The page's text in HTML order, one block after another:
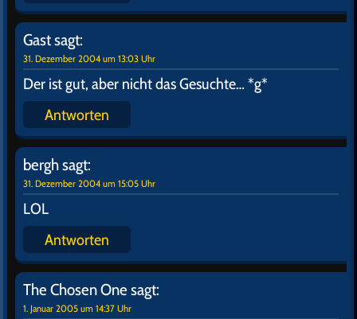
Gastsagt:
31. Dezember 2004 um 13:03 Uhr
Der ist gut, aber nicht das Gesuchte… *g*
Antworten
berghsagt:
31. Dezember 2004 um 15:05 Uhr
LOL
Antworten
The Chosen One sagt:
1. Januar 2005 um 14:37 Uhr